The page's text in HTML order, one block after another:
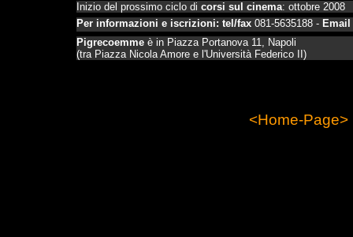
Inizio del prossimo ciclo di corsi sul cinema: ottobre 2008
Per informazioni e iscrizioni: tel/fax 081-5635188 - Email
Pigrecoemme è in Piazza Portanova 11, Napoli
(tra Piazza Nicola Amore e l'Università Federico II )
<Home-Page>